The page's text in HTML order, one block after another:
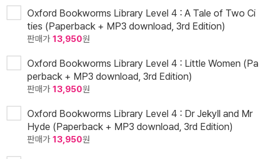
Oxford Bookworms Library Level 4 : A Tale of Two Ci
ties (Paperback + MP3 download, 3rd Edition)
판매가 13,950원
Oxford Bookworms Library Level 4 : Little Women (Pa
perback + MP3 download, 3rd Edition)
판매가 13,950원
Oxford Bookworms Library Level 4 : Dr Jekyll and Mr
Hyde (Paperback + MP3 download, 3rd Edition)
판매가 13,950원